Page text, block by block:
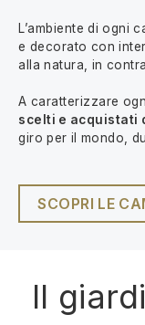
L’ambiente di ogni
e decorato con
alla natura, in
A caratterizzare
scelti e acquistati
giro per il mondo,
SCOPRI LE
Il